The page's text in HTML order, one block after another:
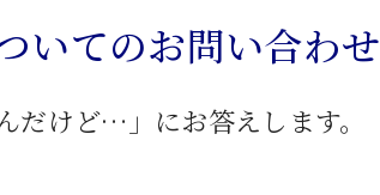
いてのお問い合わせ
だけど…」にお答えします。